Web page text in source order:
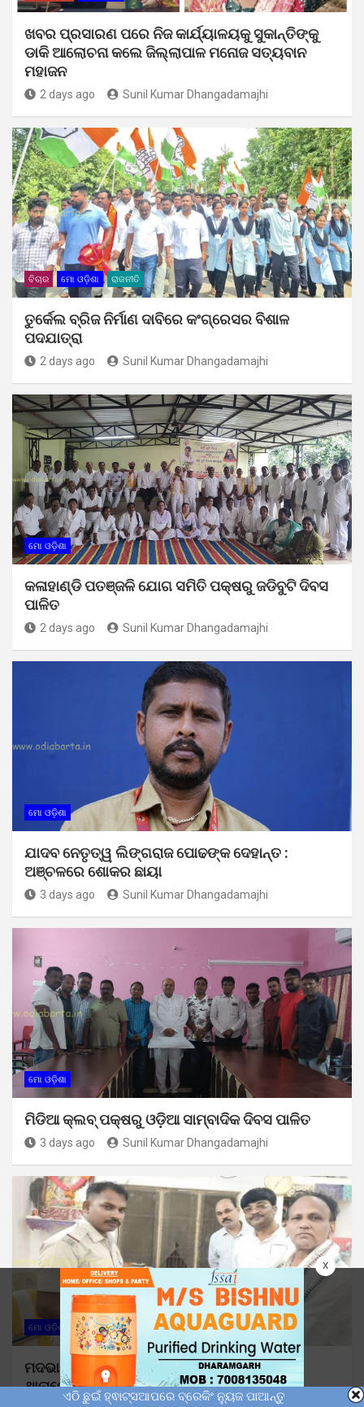
x
ଖବର ପ୍ରସାରଣ ପରେ ନିଜ କାର୍ଯ୍ୟାଳୟକୁ ସୁକାନ୍ତିଙ୍କୁ
ଡାକି ଆଲୋଚନା କଲେ ଜିଲ୍ଲାପାଳ ମନୋଜ ସତ୍ୟବାନ
ମହାଜନ
2 days ago Sunil Kumar Dhangadamajhi
ବିଚାର ମୋ ଓଡ଼ିଶା ରାଜନୀତି
ତୁର୍କେଲ ବ୍ରିଜ ନିର୍ମାଣ ଦାବିରେ କଂଗ୍ରେସର ବିଶାଳ
ପଦଯାତ୍ରା
2 days ago Sunil Kumar Dhangadamajhi
ମୋ ଓଡ଼ିଶା
କଳାହାଣ୍ଡି ପତଞ୍ଜଳି ଯୋଗ ସମିତି ପକ୍ଷରୁ ଜଡିବୁଟି ଦିବସ
ପାଳିତ
2 days ago Sunil Kumar Dhangadamajhi
ମୋ ଓଡ଼ିଶା
ଯାଦବ ନେତୃତ୍ୱ ଲିଙ୍ଗରାଜ ପୋଢଙ୍କ ଦେହାନ୍ତ :
ଅଞ୍ଚଳରେ ଶୋକର ଛାୟା
3 days ago Sunil Kumar Dhangadamajhi
ମୋ ଓଡ଼ିଶା
ମିଡିଆ କ୍ଲବ୍ ପକ୍ଷରୁ ଓଡ଼ିଆ ସାମ୍ବାଦିକ ଦିବସ ପାଳିତ
3 days ago Sunil Kumar Dhangadamajhi
ମୋ ଓଡ଼ିଶା
ମଦଭାଟିରେ ବେଆଇନ ମଦ ପ୍ରସ୍ତୁତି ନେଇ ବୁଗୁଡା
ଥାନାରେ ଅଭିଯୋଗ
ଏଠି ଛୁଇଁ ହ୍ଵାଟ୍ସଆପରେ ବ୍ରେକିଂ ନ୍ୟୁଜ ପାଆନ୍ତୁ